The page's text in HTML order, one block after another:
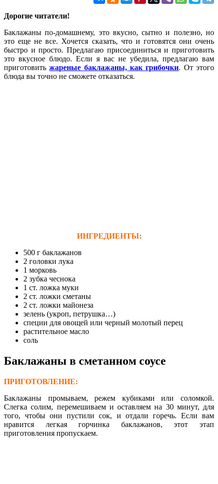
Дорогие читатели!
Баклажаны по-домашнему, это вкусно, сытно и полезно, но
это еще не все. Хочется сказать, что и готовятся они очень
быстро и просто. Предлагаю присоединиться и приготовить
это вкусное блюдо. Если я вас не убедила, предлагаю вам
приготовитьжареные баклажаны, как грибочки. От этого
блюда вы точно не сможете отказаться.
ИНГРЕДИЕНТЫ:
500 г баклажанов
2 головки лука
1 морковь
2 зубка чеснока
1 ст. ложка муки
2 ст. ложки сметаны
2 ст. ложки майонеза
зелень (укроп, петрушка…)
специи для овощей или черный молотый перец
растительное масло
соль
Баклажаны в сметанном соусе
ПРИГОТОВЛЕНИЕ:
Баклажаны промываем, режем кубиками или соломкой.
Слегка солим, перемешиваем и оставляем на 30 минут, для
того, чтобы они пустили сок, и отдали горечь. Если вам
нравится легкая горчинка баклажанов, этот этап
приготовления пропускаем.